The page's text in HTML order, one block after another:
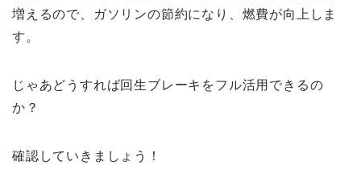
増えるので、ガソリンの節約になり、燃費が向上しま
す。
じゃあどうすれば回生ブレーキをフル活用できるの
か？
確認していきましょう！